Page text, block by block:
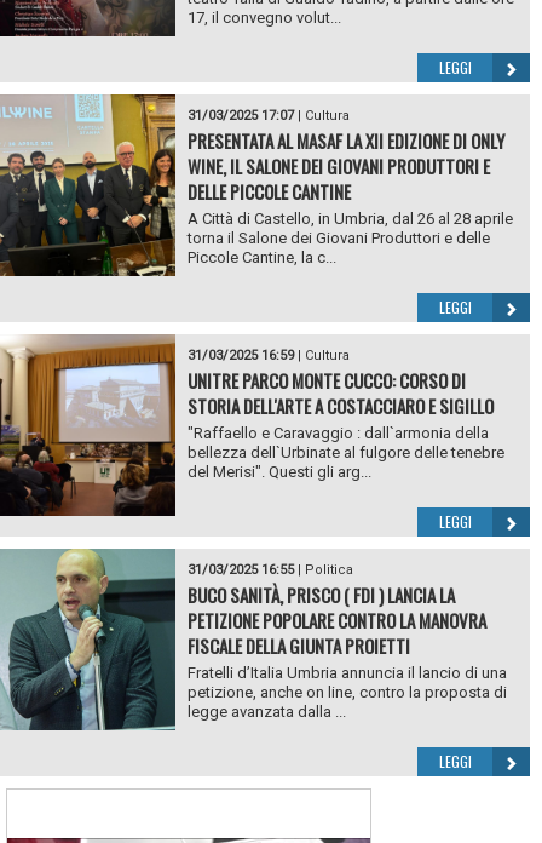
17, il convegno volut...
LEGGI
31/03/2025 17:07| Cultura
PRESENTATA AL MASAF LA XII EDIZIONE DI ONLY
WINE, IL SALONE DEI GIOVANI PRODUTTORI E
DELLE PICCOLE CANTINE
A Città di Castello, in Umbria, dal 26 al 28 aprile
torna il Salone dei Giovani Produttori e delle
Piccole Cantine, la c...
LEGGI
31/03/2025 16:59| Cultura
UNITRE PARCO MONTE CUCCO: CORSO DI
STORIA DELL'ARTE A COSTACCIARO E SIGILLO
"Raffaello e Caravaggio : dall`armonia della
bellezza dell`Urbinate al fulgore delle tenebre
del Merisi". Questi gli arg...
LEGGI
31/03/2025 16:55| Politica
BUCO SANITÀ, PRISCO ( FDI ) LANCIA LA
PETIZIONE POPOLARE CONTRO LA MANOVRA
FISCALE DELLA GIUNTA PROIETTI
Fratelli d’Italia Umbria annuncia il lancio di una
petizione, anche on line, contro la proposta di
legge avanzata dalla ...
LEGGI